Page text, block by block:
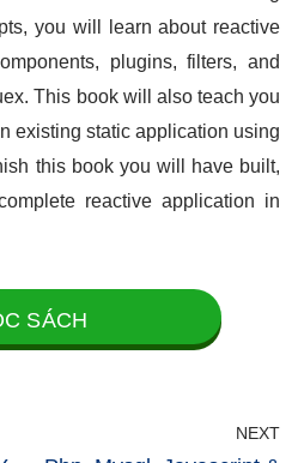
you will learn about reactive
plugins, filters, and
This book will also teach you
existing static application using
this book you will have built,
reactive application in
SÁCH
NEXT